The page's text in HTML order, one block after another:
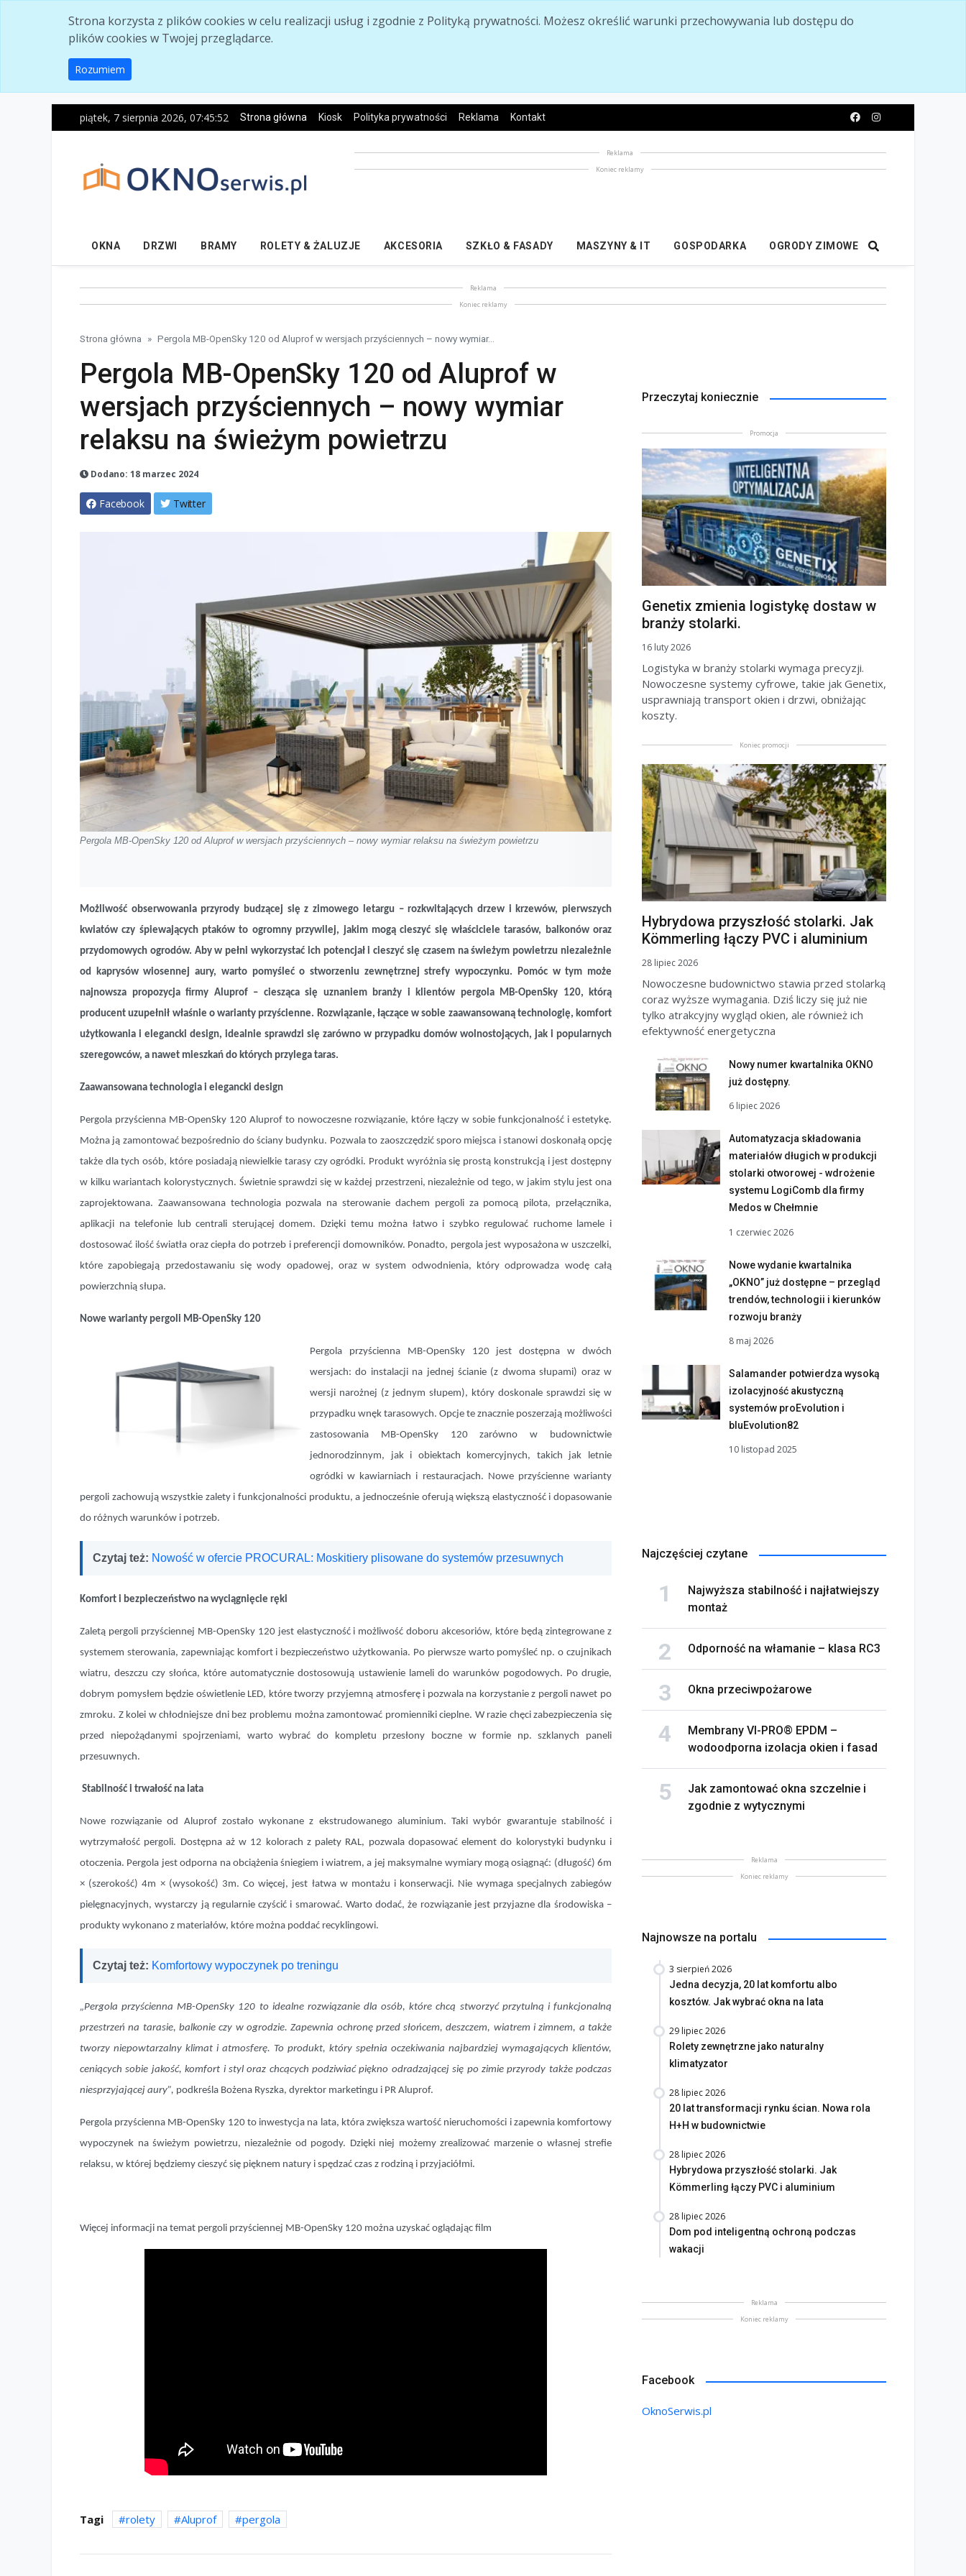
Strona korzysta z plików cookies w celu realizacji usług i zgodnie z Polityką prywatności. Możesz określić warunki przechowywania lub dostępu do
plików cookies w Twojej przeglądarce.
Rozumiem
piątek, 7 sierpnia 2026, 07:45:54 Strona główna Kiosk Polityka prywatności Reklama Kontakt
Reklama
Koniec reklamy
OKNA DRZWI BRAMY ROLETY & ŻALUZJE AKCESORIA SZKŁO & FASADY MASZYNY & IT GOSPODARKA OGRODY ZIMOWE
Reklama
Koniec reklamy
Strona główna Pergola MB-OpenSky 120 od Aluprof w wersjach przyściennych – nowy wymiar...
Pergola MB-OpenSky 120 od Aluprof w
wersjach przyściennych – nowy wymiar
relaksu na świeżym powietrzu
Dodano: 18 marzec 2024
Facebook Twitter
Pergola MB-OpenSky 120 od Aluprof w wersjach przyściennych – nowy wymiar relaksu na świeżym powietrzu
Możliwość obserwowania przyrody budzącej się z zimowego letargu – rozkwitających drzew i krzewów, pierwszych
kwiatów czy śpiewających ptaków to ogromny przywilej, jakim mogą cieszyć się właściciele tarasów, balkonów oraz
przydomowych ogrodów. Aby w pełni wykorzystać ich potencjał i cieszyć się czasem na świeżym powietrzu niezależnie
od kaprysów wiosennej aury, warto pomyśleć o stworzeniu zewnętrznej strefy wypoczynku. Pomóc w tym może
najnowsza propozycja firmy Aluprof – ciesząca się uznaniem branży i klientów pergola MB-OpenSky 120, którą
producent uzupełnił właśnie o warianty przyścienne. Rozwiązanie, łączące w sobie zaawansowaną technologię, komfort
użytkowania i elegancki design, idealnie sprawdzi się zarówno w przypadku domów wolnostojących, jak i popularnych
szeregowców, a nawet mieszkań do których przylega taras.
Zaawansowana technologia i elegancki design
Pergola przyścienna MB-OpenSky 120 Aluprof to nowoczesne rozwiązanie, które łączy w sobie funkcjonalność i estetykę.
Można ją zamontować bezpośrednio do ściany budynku. Pozwala to zaoszczędzić sporo miejsca i stanowi doskonałą opcję
także dla tych osób, które posiadają niewielkie tarasy czy ogródki. Produkt wyróżnia się prostą konstrukcją i jest dostępny
w kilku wariantach kolorystycznych. Świetnie sprawdzi się w każdej przestrzeni, niezależnie od tego, w jakim stylu jest ona
zaprojektowana. Zaawansowana technologia pozwala na sterowanie dachem pergoli za pomocą pilota, przełącznika,
aplikacji na telefonie lub centrali sterującej domem. Dzięki temu można łatwo i szybko regulować ruchome lamele i
dostosować ilość światła oraz ciepła do potrzeb i preferencji domowników. Ponadto, pergola jest wyposażona w uszczelki,
które zapobiegają przedostawaniu się wody opadowej, oraz w system odwodnienia, który odprowadza wodę całą
powierzchnią słupa.
Nowe warianty pergoli MB-OpenSky 120
Pergola przyścienna MB-OpenSky 120 jest dostępna w dwóch
wersjach: do instalacji na jednej ścianie (z dwoma słupami) oraz w
wersji narożnej (z jednym słupem), który doskonale sprawdzi się w
przypadku wnęk tarasowych. Opcje te znacznie poszerzają możliwości
zastosowania MB-OpenSky 120 zarówno w budownictwie
jednorodzinnym, jak i obiektach komercyjnych, takich jak letnie
ogródki w kawiarniach i restauracjach. Nowe przyścienne warianty
pergoli zachowują wszystkie zalety i funkcjonalności produktu, a jednocześnie oferują większą elastyczność i dopasowanie
do różnych warunków i potrzeb.
Czytaj też: Nowość w ofercie PROCURAL: Moskitiery plisowane do systemów przesuwnych
Komfort i bezpieczeństwo na wyciągnięcie ręki
Zaletą pergoli przyściennej MB-OpenSky 120 jest elastyczność i możliwość doboru akcesoriów, które będą zintegrowane z
systemem sterowania, zapewniając komfort i bezpieczeństwo użytkowania. Po pierwsze warto pomyśleć np. o czujnikach
wiatru, deszczu czy słońca, które automatycznie dostosowują ustawienie lameli do warunków pogodowych. Po drugie,
dobrym pomysłem będzie oświetlenie LED, które tworzy przyjemną atmosferę i pozwala na korzystanie z pergoli nawet po
zmroku. Z kolei w chłodniejsze dni bez problemu można zamontować promienniki cieplne. W razie chęci zabezpieczenia się
przed niepożądanymi spojrzeniami, warto wybrać do kompletu przesłony boczne w formie np. szklanych paneli
przesuwnych.
Stabilność i trwałość na lata
Nowe rozwiązanie od Aluprof zostało wykonane z ekstrudowanego aluminium. Taki wybór gwarantuje stabilność i
wytrzymałość pergoli. Dostępna aż w 12 kolorach z palety RAL, pozwala dopasować element do kolorystyki budynku i
otoczenia. Pergola jest odporna na obciążenia śniegiem i wiatrem, a jej maksymalne wymiary mogą osiągnąć: (długość) 6m
× (szerokość) 4m × (wysokość) 3m. Co więcej, jest łatwa w montażu i konserwacji. Nie wymaga specjalnych zabiegów
pielęgnacyjnych, wystarczy ją regularnie czyścić i smarować. Warto dodać, że rozwiązanie jest przyjazne dla środowiska –
produkty wykonano z materiałów, które można poddać recyklingowi.
Czytaj też: Komfortowy wypoczynek po treningu
„Pergola przyścienna MB-OpenSky 120 to idealne rozwiązanie dla osób, które chcą stworzyć przytulną i funkcjonalną
przestrzeń na tarasie, balkonie czy w ogrodzie. Zapewnia ochronę przed słońcem, deszczem, wiatrem i zimnem, a także
tworzy niepowtarzalny klimat i atmosferę. To produkt, który spełnia oczekiwania najbardziej wymagających klientów,
ceniących sobie jakość, komfort i styl oraz chcących podziwiać piękno odradzającej się po zimie przyrody także podczas
niesprzyjającej aury”, podkreśla Bożena Ryszka, dyrektor marketingu i PR Aluprof.
Pergola przyścienna MB-OpenSky 120 to inwestycja na lata, która zwiększa wartość nieruchomości i zapewnia komfortowy
wypoczynek na świeżym powietrzu, niezależnie od pogody. Dzięki niej możemy zrealizować marzenie o własnej strefie
relaksu, w której będziemy cieszyć się pięknem natury i spędzać czas z rodziną i przyjaciółmi.
Więcej informacji na temat pergoli przyściennej MB-OpenSky 120 można uzyskać oglądając film
Tagi rolety Aluprof pergola
Przeczytaj koniecznie
Promocja
Genetix zmienia logistykę dostaw w
branży stolarki.
16 luty 2026
Logistyka w branży stolarki wymaga precyzji.
Nowoczesne systemy cyfrowe, takie jak Genetix,
usprawniają transport okien i drzwi, obniżając
koszty.
Koniec promocji
Hybrydowa przyszłość stolarki. Jak
Kömmerling łączy PVC i aluminium
28 lipiec 2026
Nowoczesne budownictwo stawia przed stolarką
coraz wyższe wymagania. Dziś liczy się już nie
tylko atrakcyjny wygląd okien, ale również ich
efektywność energetyczna
Nowy numer kwartalnika OKNO
już dostępny.
6 lipiec 2026
Automatyzacja składowania
materiałów długich w produkcji
stolarki otworowej - wdrożenie
systemu LogiComb dla firmy
Medos w Chełmnie
1 czerwiec 2026
Nowe wydanie kwartalnika
„OKNO” już dostępne – przegląd
trendów, technologii i kierunków
rozwoju branży
8 maj 2026
Salamander potwierdza wysoką
izolacyjność akustyczną
systemów proEvolution i
bluEvolution82
10 listopad 2025
Najczęściej czytane
Najwyższa stabilność i najłatwiejszy
montaż
Odporność na włamanie – klasa RC3
Okna przeciwpożarowe
Membrany VI-PRO® EPDM –
wodoodporna izolacja okien i fasad
Jak zamontować okna szczelnie i
zgodnie z wytycznymi
Reklama
Koniec reklamy
Najnowsze na portalu
3 sierpień 2026
Jedna decyzja, 20 lat komfortu albo
kosztów. Jak wybrać okna na lata
29 lipiec 2026
Rolety zewnętrzne jako naturalny
klimatyzator
28 lipiec 2026
20 lat transformacji rynku ścian. Nowa rola
H+H w budownictwie
28 lipiec 2026
Hybrydowa przyszłość stolarki. Jak
Kömmerling łączy PVC i aluminium
28 lipiec 2026
Dom pod inteligentną ochroną podczas
wakacji
Reklama
Koniec reklamy
Facebook
OknoSerwis.pl